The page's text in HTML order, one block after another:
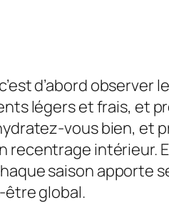
d’abord
légers et frais, et
vous bien, et
intérieur.
saison apporte
global.